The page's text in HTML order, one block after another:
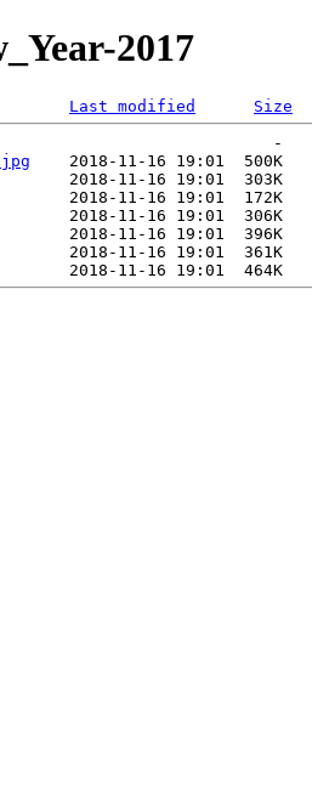
2017
Last modified
Size
-
    2018-11-16 19:01  500K
2018-11-16 19:01  303K
2018-11-16 19:01  172K
2018-11-16 19:01  306K
2018-11-16 19:01  396K
2018-11-16 19:01  361K